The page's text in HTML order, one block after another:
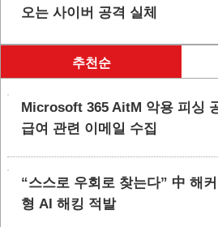
오는 사이버 공격 실체
추천순
Microsoft 365 AitM 악용 피싱
급여 관련 이메일 수집
“스스로 우회로 찾는다” 中 해
형 AI 해킹 적발